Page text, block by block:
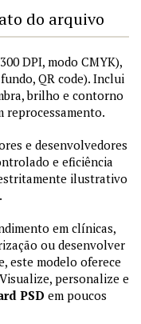
do arquivo
DPI, modo CMYK),
QR code). Inclui
brilho e contorno
reprocessamento.
e desenvolvedores
e eficiência
ilustrativo
em clínicas,
ou desenvolver
este modelo oferece
personalize e
PSD em poucos